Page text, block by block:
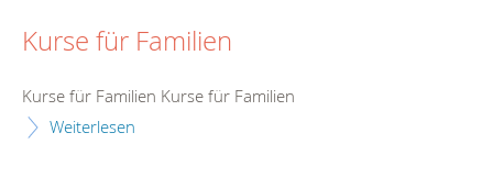
Kurse für Familien
Kurse für Familien Kurse für Familien
Weiterlesen